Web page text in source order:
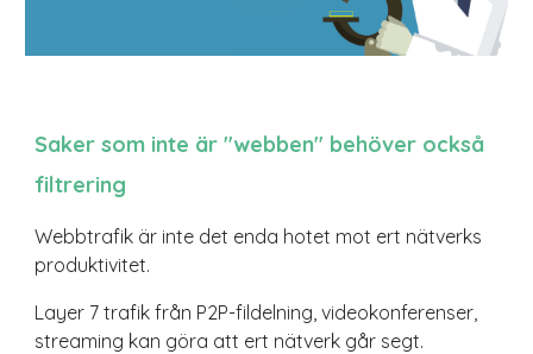
Saker som inte är "webben" behöver också
filtrering
Webbtrafik är inte det enda hotet mot ert nätverks
produktivitet.
Layer 7 trafik från P2P-fildelning, videokonferenser,
streaming kan göra att ert nätverk går segt.